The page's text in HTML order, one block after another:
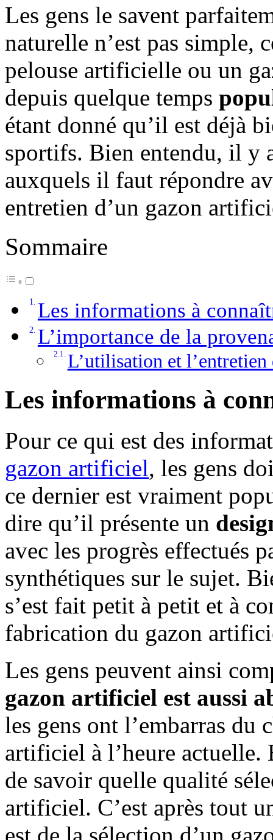
Les gens le savent
naturelle n’est pas simple,
pelouse artificielle ou un
depuis quelque temps
étant donné qu’il est déjà
sportifs. Bien entendu, il y
auxquels il faut répondre
entretien d’un gazon
Sommaire
Les informations à
L’importance de la
L’utilisation et
Les informations à
Pour ce qui est des
gazon artificiel, les gens
ce dernier est vraiment
dire qu’il présente un
avec les progrès effectués
synthétiques sur le sujet.
s’est fait petit à petit et à
fabrication du gazon
Les gens peuvent ainsi
gazon artificiel est aussi
les gens ont l’embarras du
artificiel à l’heure actuelle.
de savoir quelle qualité
artificiel. C’est après tout